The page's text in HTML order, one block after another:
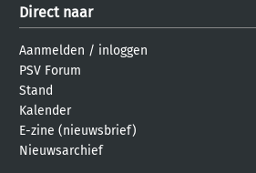
Direct naar
Aanmelden / inloggen
PSV Forum
Stand
Kalender
E-zine (nieuwsbrief)
Nieuwsarchief